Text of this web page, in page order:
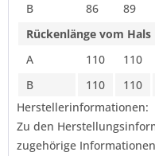
B
86 89
Rückenlänge vom Hals
A
110 110
B
110 110
Herstellerinformationen:
Zu den
zugehörige